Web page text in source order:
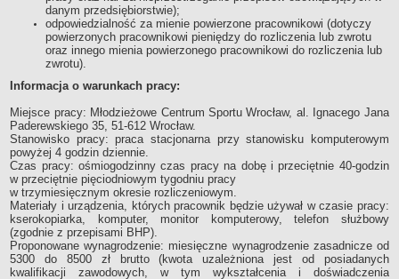
danym przedsiębiorstwie);
odpowiedzialność za mienie powierzone pracownikowi (dotyczy
powierzonych pracownikowi pieniędzy do rozliczenia lub zwrotu
oraz innego mienia powierzonego pracownikowi do rozliczenia lub
zwrotu).
Informacja o warunkach pracy:
Miejsce pracy: Młodzieżowe Centrum Sportu Wrocław, al. Ignacego Jana
Paderewskiego 35, 51-612 Wrocław.
Stanowisko pracy: praca stacjonarna przy stanowisku komputerowym
powyżej 4 godzin dziennie.
Czas pracy: ośmiogodzinny czas pracy na dobę i przeciętnie 40-godzin
w przeciętnie pięciodniowym tygodniu pracy
w trzymiesięcznym okresie rozliczeniowym.
Materiały i urządzenia, których pracownik będzie używał w czasie pracy:
kserokopiarka, komputer, monitor komputerowy, telefon służbowy
(zgodnie z przepisami BHP).
Proponowane wynagrodzenie: miesięczne wynagrodzenie zasadnicze od
5300 do 8500 zł brutto (kwota uzależniona jest od posiadanych
kwalifikacji zawodowych, w tym wykształcenia i doświadczenia